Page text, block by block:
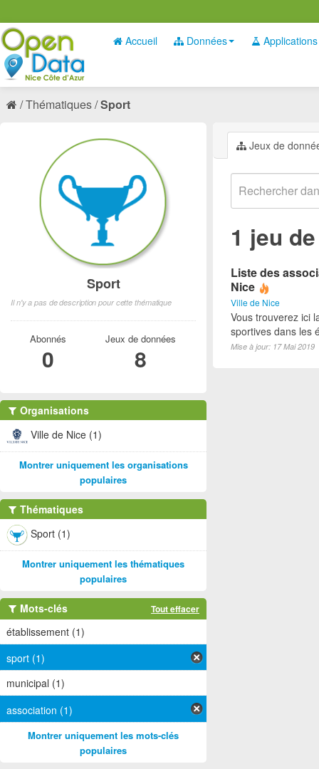
Accueil Données Applications
Thématiques Sport
Jeux de
1 jeu
Liste des
Nice
Ville de Nice
Vous trouverez ici
sportives dans les
Mise à jour: 17 Mai 2019
Sport
Il n'y a pas de description pour cette thématique
Abonnés
0
Jeux de données
8
Organisations
Ville de Nice (1)
Montrer uniquement les organisations
populaires
Thématiques
Sport (1)
Montrer uniquement les thématiques
populaires
Mots-clés Tout effacer
établissement (1)
sport (1)
municipal (1)
association (1)
Montrer uniquement les mots-clés
populaires